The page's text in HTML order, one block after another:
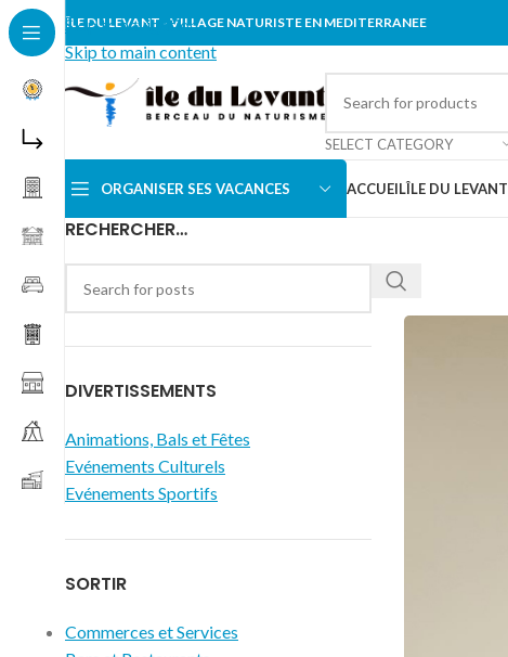
Skip to navigation
Skip to main content
ÎLE DU LEVANT - VILLAGE NATURISTE EN MEDITERRANEE
SELECT CATEGORY
ORGANISER SES VACANCES ACCUEILÎLE DU LEVANT
RECHERCHER…
DIVERTISSEMENTS
Animations, Bals et Fêtes
Evénements Culturels
Evénements Sportifs
SORTIR
Commerces et Services